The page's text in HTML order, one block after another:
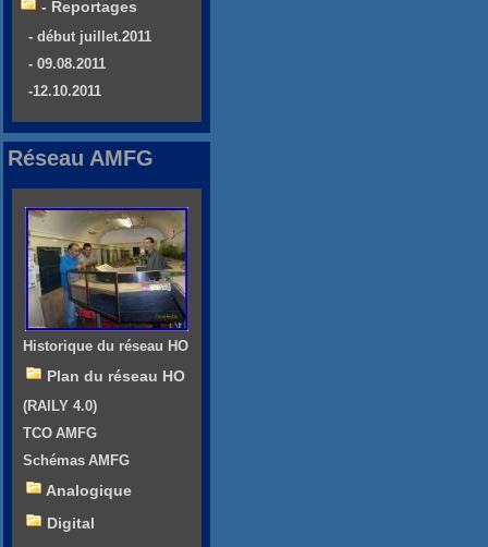
- Reportages
- début juillet.2011
- 09.08.2011
-12.10.2011
Réseau AMFG
Historique du réseau HO
Plan du réseau HO
(RAILY 4.0)
TCO AMFG
Schémas AMFG
Analogique
Digital